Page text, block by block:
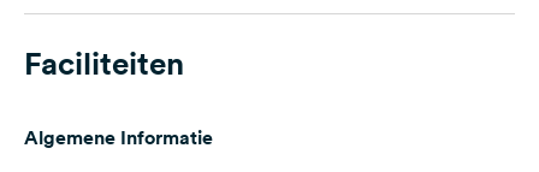
Faciliteiten
Algemene Informatie